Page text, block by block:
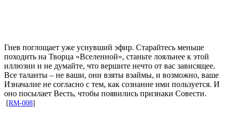
Гнев поглощает уже уснувший эфир. Старайтесь меньше
походить на Творца «Вселенной», станьте лояльнее к этой
иллюзии и не думайте, что вершите нечто от вас зависящее.
Все таланты – не ваши, они взяты взаймы, и возможно, ваше
Изначалие не согласно с тем, как сознание ими пользуется. И
оно посылает Весть, чтобы появились признаки Совести.
[RM-008]